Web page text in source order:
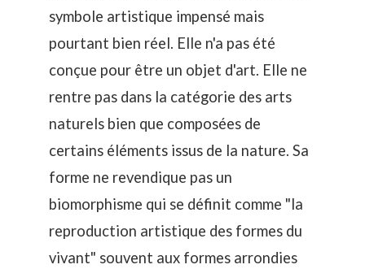
symbole artistique impensé mais
pourtant bien réel. Elle n'a pas été
conçue pour être un objet d'art. Elle ne
rentre pas dans la catégorie des arts
naturels bien que composées de
certains éléments issus de la nature. Sa
forme ne revendique pas un
biomorphisme qui se définit comme "la
reproduction artistique des formes du
vivant" souvent aux formes arrondies